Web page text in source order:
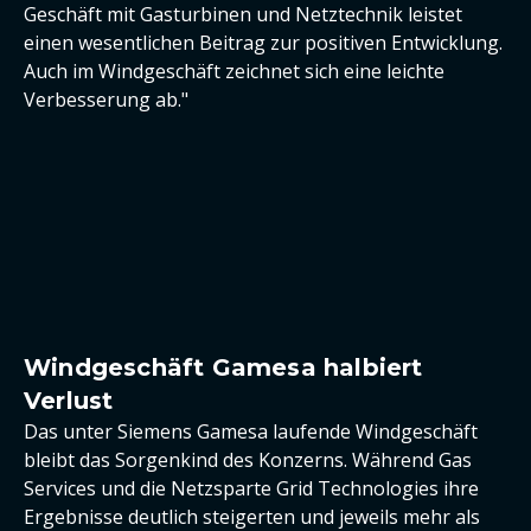
Geschäft mit Gasturbinen und Netztechnik leistet
einen wesentlichen Beitrag zur positiven Entwicklung.
Auch im Windgeschäft zeichnet sich eine leichte
Verbesserung ab."
Windgeschäft Gamesa halbiert
Verlust
Das unter Siemens Gamesa laufende Windgeschäft
bleibt das Sorgenkind des Konzerns. Während Gas
Services und die Netzsparte Grid Technologies ihre
Ergebnisse deutlich steigerten und jeweils mehr als